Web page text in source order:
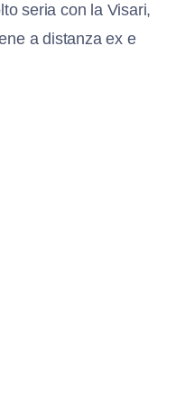
seria con la Visari,
a distanza ex e